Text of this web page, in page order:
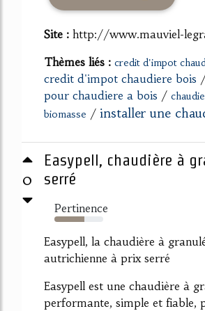
Site : http://www.mauviel-
Thèmes liés : credit d'impot
credit d'impot chaudiere bois
pour chaudiere a bois /
biomasse / installer une
0
Easypell, chaudière à
serré
Pertinence
62%
Easypell, la chaudière à
autrichienne à prix serré
Easypell est une chaudière à
performante, simple et fiable,